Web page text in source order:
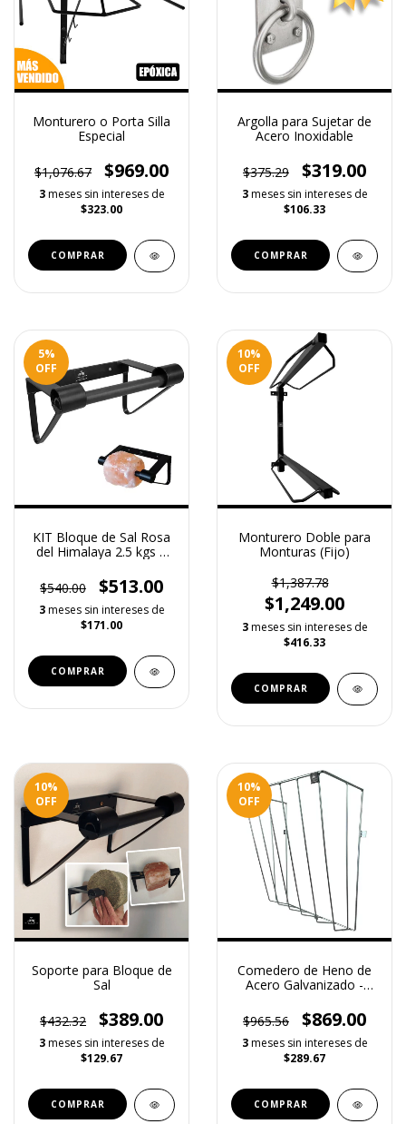
Monturero o Porta Silla
Especial
$1,076.67 $969.00
3 meses sin intereses de
$323.00
Argolla para Sujetar de
Acero Inoxidable
$375.29 $319.00
3 meses sin intereses de
$106.33
5%
OFF
KIT Bloque de Sal Rosa
del Himalaya 2.5 kgs +
Sal
$540.00 $513.00
3 meses sin intereses de
$171.00
10%
OFF
Monturero Doble para
Monturas (Fijo)
$1,387.78
$1,249.00
3 meses sin intereses de
$416.33
10%
OFF
Soporte para Bloque de
Sal
$432.32 $389.00
3 meses sin intereses de
$129.67
10%
OFF
Comedero de Heno de
Acero Galvanizado -
$965.56
$869.00
3 meses sin intereses de
$289.67